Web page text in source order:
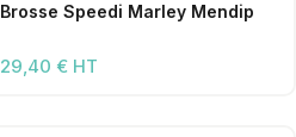
Brosse Speedi Marley Mendip
29,40 € HT